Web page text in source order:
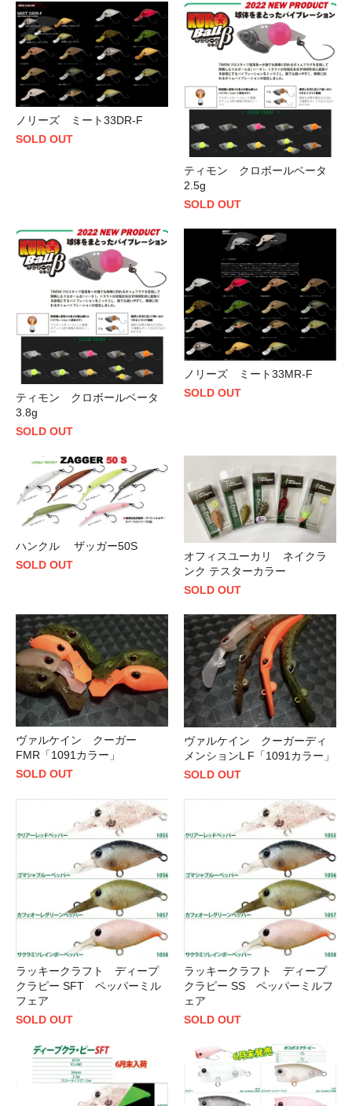
ノリーズ ミート33DR-F
SOLD OUT
ティモン クロボールベータ
2.5g
SOLD OUT
ティモン クロボールベータ
3.8g
SOLD OUT
ノリーズ ミート33MR-F
SOLD OUT
ハンクル ザッガー50S
SOLD OUT
オフィスユーカリ ネイクラ
ンク テスターカラー
SOLD OUT
ヴァルケイン クーガー
FMR「1091カラー」
SOLD OUT
ヴァルケイン クーガーディ
メンションL F「1091カラー」
SOLD OUT
ラッキークラフト ディープ
クラピー SFT ペッパーミル
フェア
SOLD OUT
ラッキークラフト ディープ
クラピー SS ペッパーミルフ
ェア
SOLD OUT